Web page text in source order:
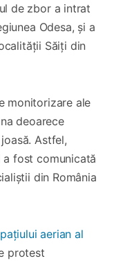
de zbor a intrat
Odesa, și a
Săiți din
monitorizare ale
deoarece
Astfel,
fost comunicată
din România
aerian al
protest